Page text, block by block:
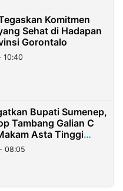
Komitmen
Sehat di Hadapan
Gorontalo
10:40
Bupati Sumenep,
Tambang Galian C
Asta Tinggi
08:05